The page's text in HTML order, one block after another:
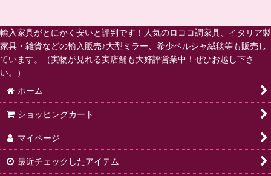
輸入家具がとにかく安いと評判です！人気のロココ調家具、イタリア製
家具・雑貨などの輸入販売♪大型ミラー、希少ペルシャ絨毯等も販売し
ています。（実物が見れる実店舗も大好評営業中！ぜひお越し下さ
い。）
ホーム
ショッピングカート
マイページ
最近チェックしたアイテム